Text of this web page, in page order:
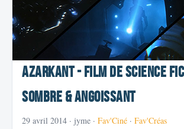
Azarkant - Film de science
sombre & angoissant
29 avril 2014 · jyme · Fav'Ciné · Fav'Créas